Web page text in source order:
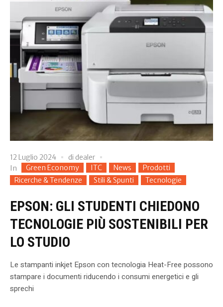
12 Luglio 2024 di dealer
In
Green Economy ITC News
Prodotti
Ricerche & Tendenze
Stili & Spunti Tecnologie
EPSON: GLI STUDENTI CHIEDONO
TECNOLOGIE PIÙ SOSTENIBILI PER
LO STUDIO
Le stampanti inkjet Epson con tecnologia Heat-Free possono
stampare i documenti riducendo i consumi energetici e gli
sprechi